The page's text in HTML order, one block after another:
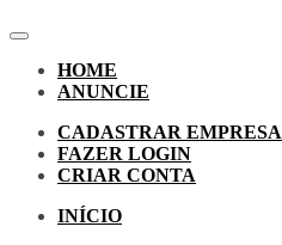
HOME
ANUNCIE
CADASTRAR EMPRESA
FAZER LOGIN
CRIAR CONTA
INÍCIO